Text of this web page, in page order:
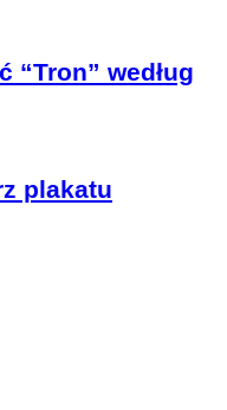
“Tron” według
plakatu